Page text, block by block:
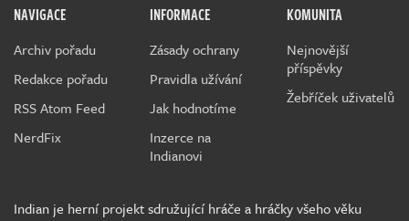
NAVIGACE
Archiv pořadu
Redakce pořadu
RSS Atom Feed
NerdFix
INFORMACE
Zásady ochrany
Pravidla užívání
Jak hodnotíme
Inzerce na
Indianovi
KOMUNITA
Nejnovější
příspěvky
Žebříček uživatelů
Indian je herní projekt sdružující hráče a hráčky všeho věku